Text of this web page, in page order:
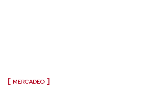
MERCADEO